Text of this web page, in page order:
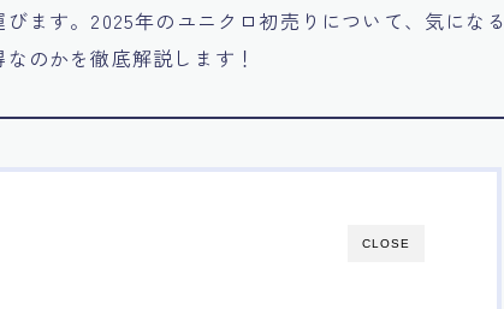
ます。2025年のユニクロ初売りについて、気になる
のかを徹底解説します！
CLOSE